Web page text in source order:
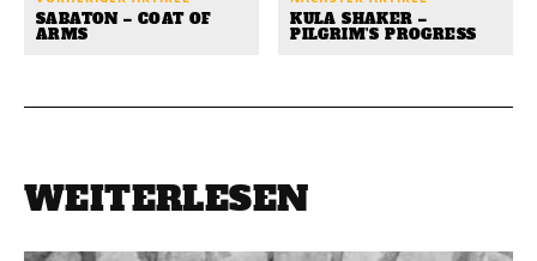
SABATON – COAT OF
ARMS
KULA SHAKER –
PILGRIM’S PROGRESS
WEITERLESEN